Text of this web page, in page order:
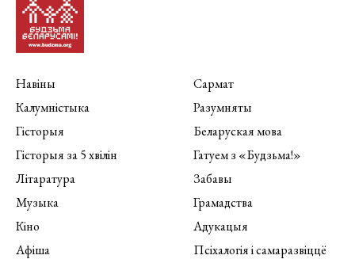
Навіны
Калумністыка
Гісторыя
Гісторыя за 5 хвілін
Літаратура
Музыка
Кіно
Афіша
Сармат
Разумняты
Беларуская мова
Гатуем з «Будзьма!»
Забавы
Грамадства
Адукацыя
Псіхалогія і самаразвіццё